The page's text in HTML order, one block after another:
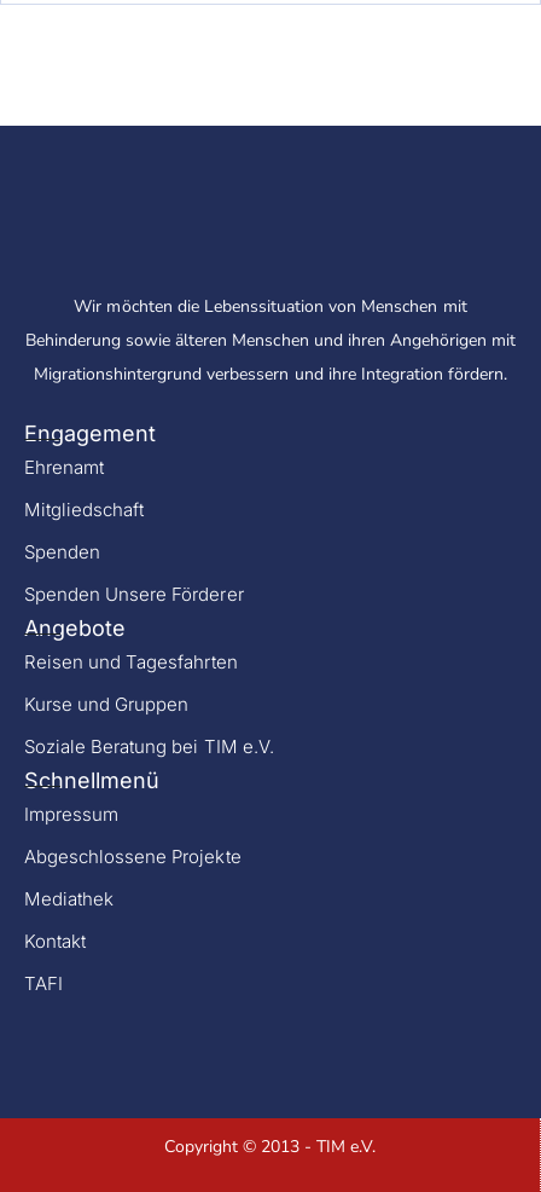
Wir möchten die Lebenssituation von Menschen mit
Behinderung sowie älteren Menschen und ihren Angehörigen mit
Migrationshintergrund verbessern und ihre Integration fördern.
Engagement
Ehrenamt
Mitgliedschaft
Spenden
Spenden Unsere Förderer
Angebote
Reisen und Tagesfahrten
Kurse und Gruppen
Soziale Beratung bei TIM e.V.
Schnellmenü
Impressum
Abgeschlossene Projekte
Mediathek
Kontakt
TAFI
Copyright © 2013 - TIM e.V.